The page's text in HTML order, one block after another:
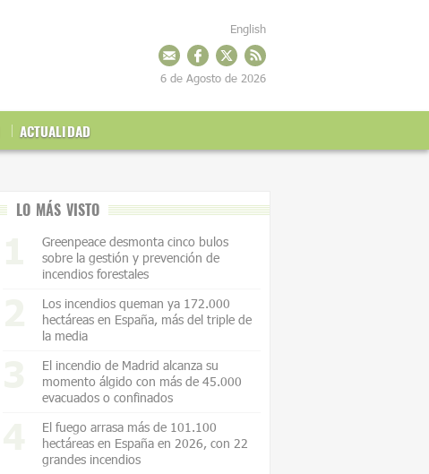
ACTUALIDAD
English
6 de Agosto de 2026
LO MÁS VISTO
Greenpeace desmonta cinco bulos
sobre la gestión y prevención de
incendios forestales
Los incendios queman ya 172.000
hectáreas en España, más del triple de
la media
El incendio de Madrid alcanza su
momento álgido con más de 45.000
evacuados o confinados
El fuego arrasa más de 101.100
hectáreas en España en 2026, con 22
grandes incendios